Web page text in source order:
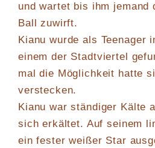
und wartet bis ihm jemand
Ball zuwirft.
Kianu wurde als Teenager
einem der Stadtviertel
mal die Möglichkeit hatte
verstecken.
Kianu war ständiger Kälte
sich erkältet. Auf seinem
ein fester weißer Star